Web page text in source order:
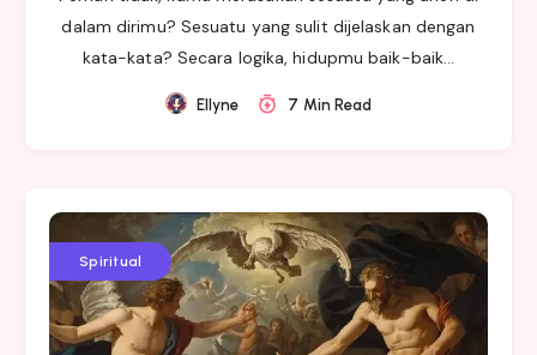
dalam dirimu? Sesuatu yang sulit dijelaskan dengan
kata-kata? Secara logika, hidupmu baik-baik…
Ellyne 7 Min Read
Spiritual